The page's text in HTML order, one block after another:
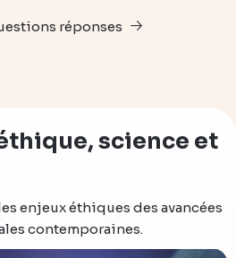
réponses
science et
enjeux éthiques des avancées
contemporaines.